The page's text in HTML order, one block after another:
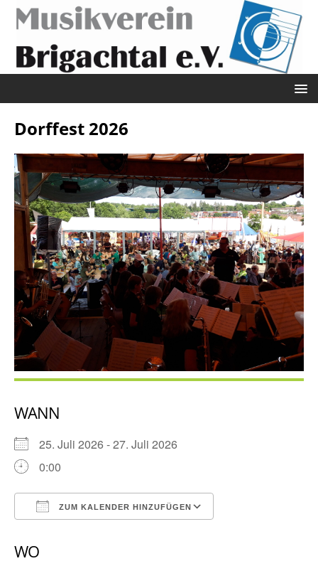
Dorffest 2026
WANN
25. Juli 2026 - 27. Juli 2026
0:00
ZUM KALENDER HINZUFÜGEN
WO